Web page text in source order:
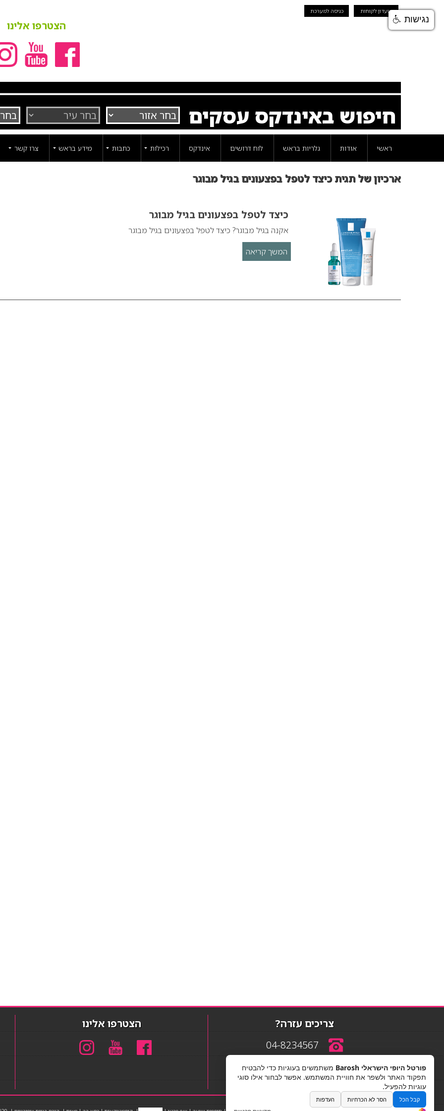
מועדון לקוחות כניסה למערכת
הצטרפו אלינו
חיפוש באינדקס עסקים
ראשי אודות גלריות בראש לוח דרושים אינדקס רכילות כתבות מידע בראש צרו קשר
ארכיון של תגית כיצד לטפל בפצעונים בגיל מבוגר
כיצד לטפל בפצעונים בגיל מבוגר
אקנה בגיל מבוגר? כיצד לטפל בפצעונים בגיל מבוגר
המשך קריאה
צריכים עזרה?
04-8234567
info@barosh.co.il
הצטרפו אלינו
פורטל היופי הישראלי Barosh
משתמשים בעוגיות כדי להבטיח
תפקוד האתר ולשפר את חוויית המשתמש. אפשר לבחור אילו סוגי
עוגיות להפעיל.
קבל הכל הסר לא הכרחיות העדפות
נגישות